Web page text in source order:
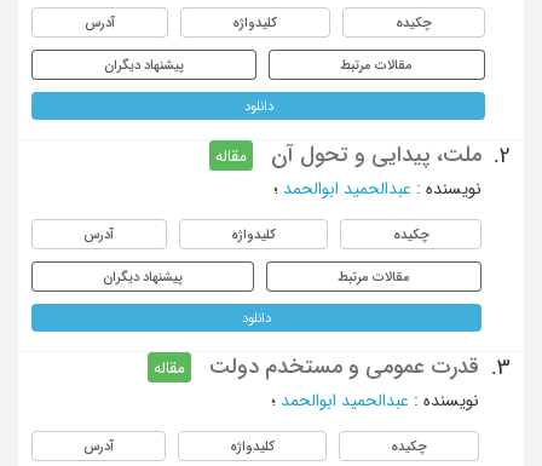
چکیده کلیدواژه آدرس
مقالات مرتبط پیشنهاد دیگران
دانلود
2. ملت، پیدایی و تحول آن
مقاله
نویسنده : عبدالحمید ابوالحمد ؛
چکیده کلیدواژه آدرس
مقالات مرتبط پیشنهاد دیگران
دانلود
3. قدرت عمومی و مستخدم دولت
مقاله
نویسنده : عبدالحمید ابوالحمد ؛
چکیده کلیدواژه آدرس